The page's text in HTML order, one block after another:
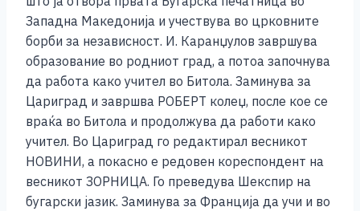
n
Западна Македонија и учествува во црковните
борби за независност. И. Каранџулов завршува
образование во родниот град, а потоа започнува
да работа како учител во Битола. Заминува за
Цариград и завршва РОБЕРТ колеџ, после кое се
враќа во Битола и продолжува да работи како
учител. Во Цариград го редактирал весникот
НОВИНИ, а покасно е редовен кореспондент на
весникот ЗОРНИЦА. Го преведува Шекспир на
бугарски јазик. Заминува за Франција да учи и во